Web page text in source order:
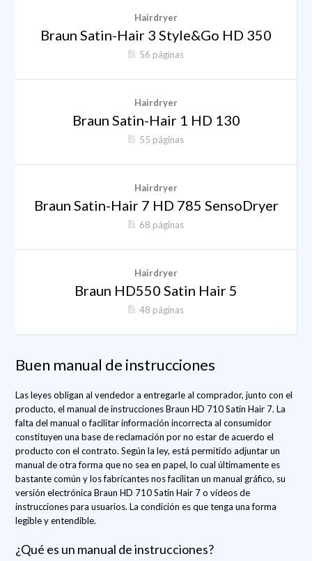
Hairdryer
Braun Satin-Hair 3 Style&Go HD 350
56 páginas
Hairdryer
Braun Satin-Hair 1 HD 130
55 páginas
Hairdryer
Braun Satin-Hair 7 HD 785 SensoDryer
68 páginas
Hairdryer
Braun HD550 Satin Hair 5
48 páginas
Buen manual de instrucciones
Las leyes obligan al vendedor a entregarle al comprador, junto con el
producto, el manual de instrucciones Braun HD 710 Satin Hair 7. La
falta del manual o facilitar información incorrecta al consumidor
constituyen una base de reclamación por no estar de acuerdo el
producto con el contrato. Según la ley, está permitido adjuntar un
manual de otra forma que no sea en papel, lo cual últimamente es
bastante común y los fabricantes nos facilitan un manual gráfico, su
versión electrónica Braun HD 710 Satin Hair 7 o vídeos de
instrucciones para usuarios. La condición es que tenga una forma
legible y entendible.
¿Qué es un manual de instrucciones?